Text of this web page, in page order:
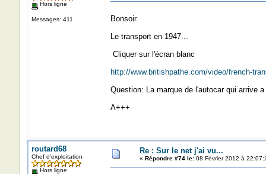
Hors ligne
Messages: 411
Bonsoir.
Le transport en 1947...
Cliquer sur l'écran blanc
http://www.britishpathe.com/video/french-
Question: La marque de l'autocar qui arrive a
A+++
routard68
Chef d'exploitation
Hors ligne
Re : Sur le net j'ai vu...
« Répondre #74 le:08 Février 2012 à